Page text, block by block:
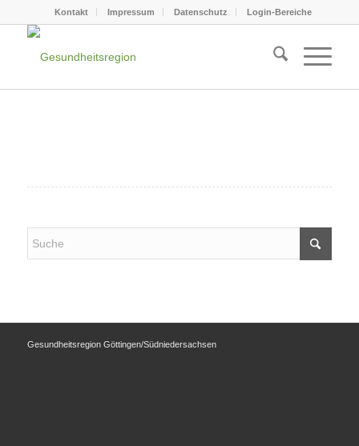
Kontakt Impressum Datenschutz Login-Bereiche
Gesundheitsregion Göttingen/Südniedersachsen